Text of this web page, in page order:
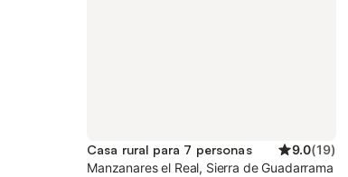
Casa rural para 7 personas 9.0(19)
Manzanares el Real, Sierra de Guadarrama